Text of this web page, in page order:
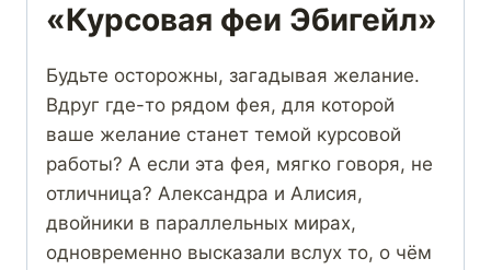
«Курсовая феи Эбигейл»
Будьте осторожны, загадывая желание.
Вдруг где-то рядом фея, для которой
ваше желание станет темой курсовой
работы? А если эта фея, мягко говоря, не
отличница? Александра и Алисия,
двойники в параллельных мирах,
одновременно высказали вслух то, о чём